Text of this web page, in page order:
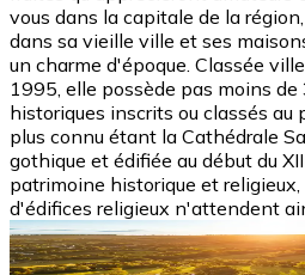
vous dans la capitale de la
dans sa vieille ville et ses
un charme d'époque. Classée
1995, elle possède pas moins
historiques inscrits ou classés au
plus connu étant la Cathédrale
gothique et édifiée au début du
patrimoine historique et
d'édifices religieux n'attendent